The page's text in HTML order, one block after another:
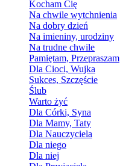
Kocham Cię
Na chwile wytchnienia
Na dobry dzień
Na imieniny, urodziny
Na trudne chwile
Pamiętam, Przepraszam
Dla Cioci, Wujka
Sukces, Szczęście
Ślub
Warto żyć
Dla Córki, Syna
Dla Mamy, Taty
Dla Nauczyciela
Dla niego
Dla niej